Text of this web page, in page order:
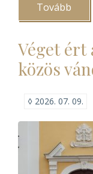
Tovább
Véget ért
közös
◊ 2026. 07. 09.